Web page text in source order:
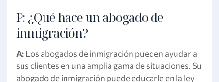
P: ¿Qué hace un abogado de
inmigración?
A:Los abogados de inmigración pueden ayudar a
sus clientes en una amplia gama de situaciones. Su
abogado de inmigración puede educarle en la ley